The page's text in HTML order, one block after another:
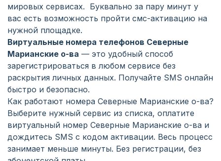
мировых сервисах. Буквально за пару минут у
вас есть возможность пройти смс-активацию на
нужной площадке.
Виртуальные номера телефонов Северные
Марианские о-ва — это удобный способ
зарегистрироваться в любом сервисе без
раскрытия личных данных. Получайте SMS онлайн
быстро и безопасно.
Как работают номера Северные Марианские о-ва?
Выберите нужный сервис из списка, оплатите
виртуальный номер Северные Марианские о-ва и
дождитесь SMS с кодом активации. Весь процесс
занимает меньше минуты. Без регистрации, без